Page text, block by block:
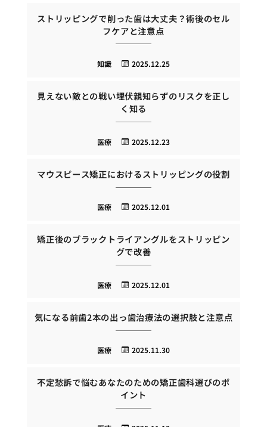
ストリッピングで削った歯は大丈夫？術後のセル
フケアと注意点
2025.12.25
知識
見えない敵との戦い埋伏親知らずのリスクを正し
く知る
2025.12.23
医療
マウスピース矯正におけるストリッピングの役割
2025.12.01
医療
矯正後のブラックトライアングルをストリッピン
グで改善
2025.12.01
医療
気になる前歯2本の出っ歯治療法の選択肢と注意点
2025.11.30
医療
不定愁訴で悩むあなたのための矯正歯科選びのポ
イント